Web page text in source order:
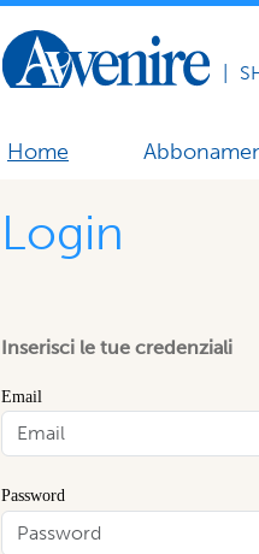
Home
Login
Inserisci le tue credenziali
Email
Password